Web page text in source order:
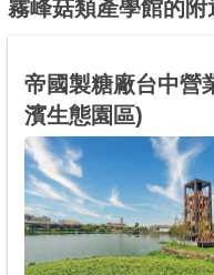
最新消息
最新留言
霧峰菇類產學館的附
帝國製糖廠台中營
濱生態園區)